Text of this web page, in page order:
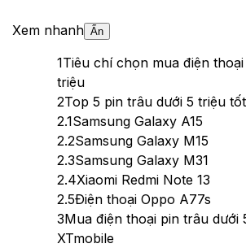
Xem nhanh Ẩn
1Tiêu chí chọn mua điện
triệu
2Top 5 pin trâu dưới 5 triệu
2.1Samsung Galaxy A15
2.2Samsung Galaxy M15
2.3Samsung Galaxy M31
2.4Xiaomi Redmi Note 13
2.5Điện thoại Oppo A77s
3Mua điện thoại pin trâu dưới
XTmobile